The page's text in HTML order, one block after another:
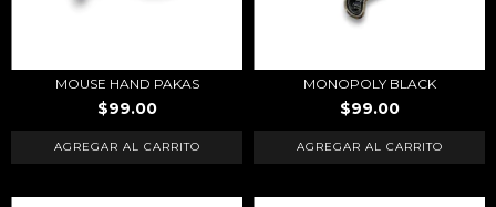
MOUSE HAND PAKAS
$99.00
MONOPOLY BLACK
$99.00